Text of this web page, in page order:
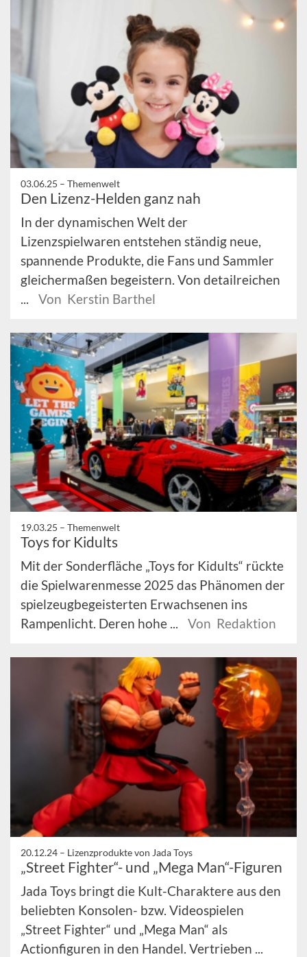
03.06.25 – Themenwelt
Den Lizenz-Helden ganz nah
In der dynamischen Welt der
Lizenzspielwaren entstehen ständig neue,
spannende Produkte, die Fans und Sammler
gleichermaßen begeistern. Von detailreichen
...
Von Kerstin Barthel
19.03.25 – Themenwelt
Toys for Kidults
Mit der Sonderfläche „Toys for Kidults“ rückte
die Spielwarenmesse 2025 das Phänomen der
spielzeugbegeisterten Erwachsenen ins
Rampenlicht. Deren hohe ...
Von Redaktion
20.12.24 – Lizenzprodukte von Jada Toys
„Street Fighter“- und „Mega Man“-Figuren
Jada Toys bringt die Kult-Charaktere aus den
beliebten Konsolen- bzw. Videospielen
„Street Fighter“ und „Mega Man“ als
Actionfiguren in den Handel. Vertrieben ...